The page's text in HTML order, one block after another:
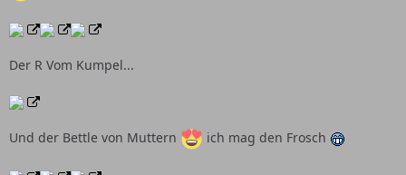
Der R Vom Kumpel...
Und der Bettle von Muttern ich mag den Frosch